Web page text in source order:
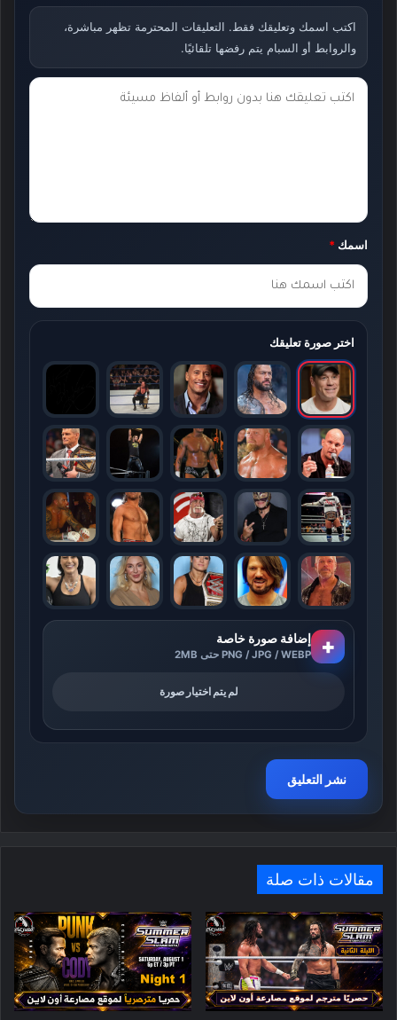
اكتب اسمك وتعليقك فقط. التعليقات المحترمة تظهر مباشرة،
والروابط أو السبام يتم رفضها تلقائيًا.
ت
ك
*
اسمك *
اختر صورة تعليقك
+ إضافة صورة خاصة
PNG / JPG / WEBP حتى 2MB
لم يتم اختيار صورة
مقالات ذات صلة